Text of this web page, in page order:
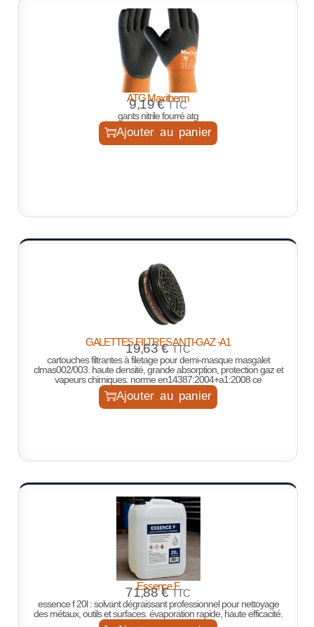
ATG Maxitherm
9,19€ TTC
gants nitrile fourré atg
Ajouter au panier
GALETTES FILTRES ANTI-GAZ -A1
19,63€ TTC
cartouches filtrantes à filetage pour demi-masque masgalet
clmas002/003. haute densité, grande absorption, protection gaz et
vapeurs chimiques. norme en14387:2004+a1:2008 ce
Ajouter au panier
Essence F
71,88€ TTC
essence f 20l : solvant dégraissant professionnel pour nettoyage
des métaux, outils et surfaces. évaporation rapide, haute efficacité.